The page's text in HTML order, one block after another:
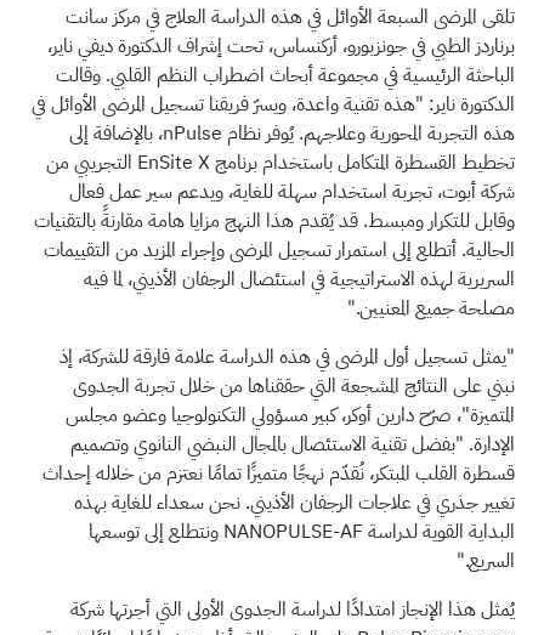
تلقى المرضى السبعة الأوائل في هذه الدراسة العلاج في مركز سانت
برناردز الطبي في جونزبورو، أركنساس، تحت إشراف الدكتورة ديفي ناير،
الباحثة الرئيسية في مجموعة أبحاث اضطراب النظم القلبي. وقالت
الدكتورة ناير: "هذه تقنية واعدة، ويسرّ فريقنا تسجيل المرضى الأوائل في
هذه التجربة المحورية وعلاجهم. يُوفر نظام nPulse، بالإضافة إلى
تخطيط القسطرة المتكامل باستخدام برنامج EnSite X التجريبي من
شركة أبوت، تجربة استخدام سهلة للغاية، ويدعم سير عمل فعال
وقابل للتكرار ومبسط. قد يُقدم هذا النهج مزايا هامة مقارنةً بالتقنيات
الحالية. أتطلع إلى استمرار تسجيل المرضى وإجراء المزيد من التقييمات
السريرية لهذه الاستراتيجية في استئصال الرجفان الأذيني، لما فيه
مصلحة جميع المعنيين."
"يمثل تسجيل أول المرضى في هذه الدراسة علامة فارقة للشركة، إذ
نبني على النتائج المشجعة التي حققناها من خلال تجربة الجدوى
المتميزة"، صرّح دارين أوكر، كبير مسؤولي التكنولوجيا وعضو مجلس
الإدارة. "بفضل تقنية الاستئصال بالمجال النبضي النانوي وتصميم
قسطرة القلب المبتكر، نُقدّم نهجًا متميزًا تمامًا نعتزم من خلاله إحداث
تغيير جذري في علاجات الرجفان الأذيني. نحن سعداء للغاية بهذه
البداية القوية لدراسة NANOPULSE-AF ونتطلع إلى توسعها
السريع."
يُمثل هذا الإنجاز امتدادًا لدراسة الجدوى الأولى التي أجرتها شركة